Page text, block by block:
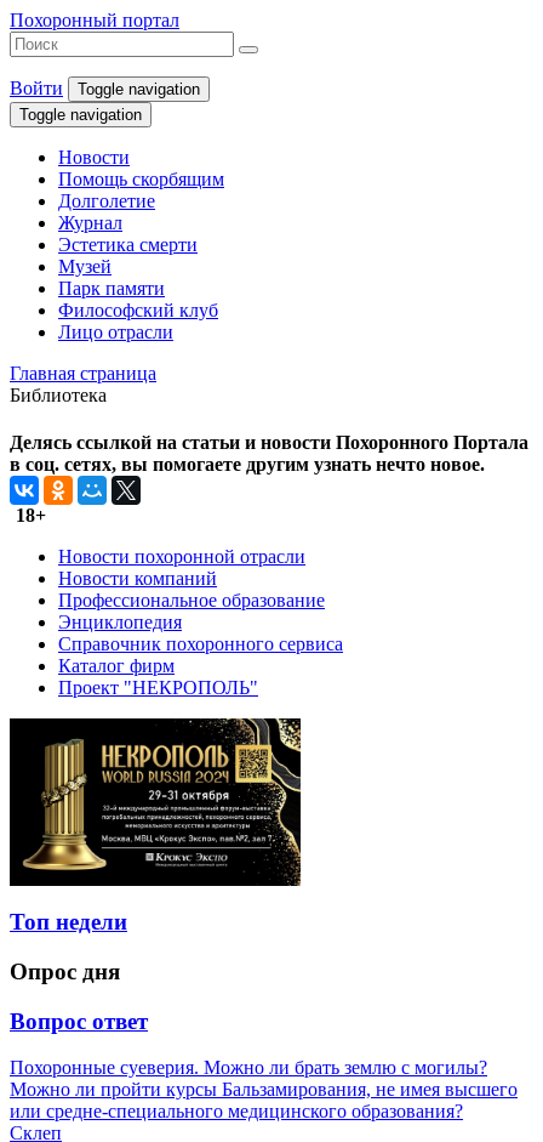
Похоронный портал
Войти
Toggle navigation
Toggle navigation
Новости
Помощь скорбящим
Долголетие
Журнал
Эстетика смерти
Музей
Парк памяти
Философский клуб
Лицо отрасли
Главная страница
Библиотека
Делясь ссылкой на статьи и новости Похоронного Портала
в соц. сетях, вы помогаете другим узнать нечто новое.
18+
Новости похоронной отрасли
Новости компаний
Профессиональное образование
Энциклопедия
Справочник похоронного сервиса
Каталог фирм
Проект "НЕКРОПОЛЬ"
Топ недели
Опрос дня
Вопрос ответ
Похоронные суеверия. Можно ли брать землю с могилы?
Можно ли пройти курсы Бальзамирования, не имея высшего
или средне-специального медицинского образования?
Склеп